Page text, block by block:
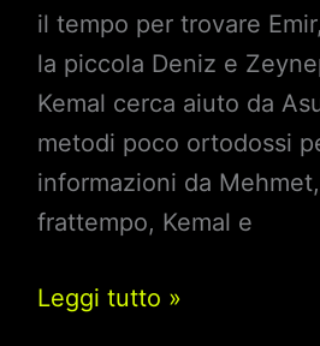
il tempo per trovare
la piccola Deniz e
Kemal cerca aiuto da
metodi poco ortodossi
informazioni da
frattempo, Kemal e
Anticipazioni
Leggi tutto »